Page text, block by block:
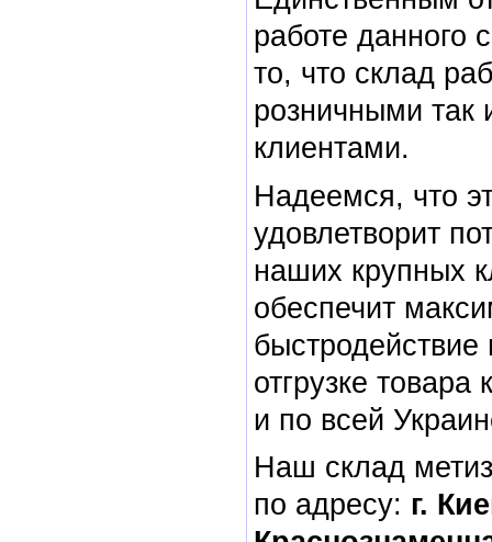
работе данного
то, что склад
розничными так
клиентами.
Надеемся, что
удовлетворит
наших крупных
обеспечит
быстродействие
отгрузке товара
и по всей
Наш склад
по адресу: г.